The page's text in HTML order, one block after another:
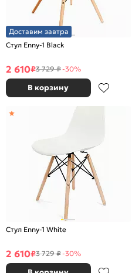
Доставим завтра
Стул Enny-1 Black
2 610₽3 729 ₽-30%
В корзину
Стул Enny-1 White
2 610₽3 729 ₽-30%